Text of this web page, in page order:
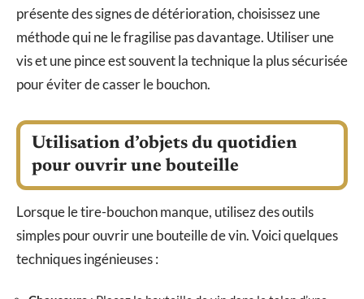
présente des signes de détérioration, choisissez une
méthode qui ne le fragilise pas davantage. Utiliser une
vis et une pince est souvent la technique la plus sécurisée
pour éviter de casser le bouchon.
Utilisation d’objets du quotidien
pour ouvrir une bouteille
Lorsque le tire-bouchon manque, utilisez des outils
simples pour ouvrir une bouteille de vin. Voici quelques
techniques ingénieuses :